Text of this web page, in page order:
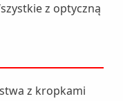
z optyczną
z kropkami